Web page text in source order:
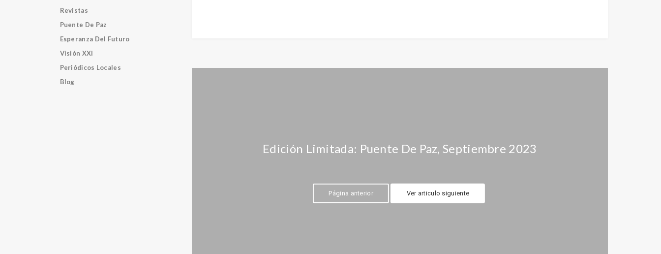
Revistas
Puente De Paz
Esperanza Del Futuro
Visión XXI
Periódicos Locales
Blog
Edición Limitada: Puente De Paz, Septiembre 2023
Página anterior Ver articulo siguiente